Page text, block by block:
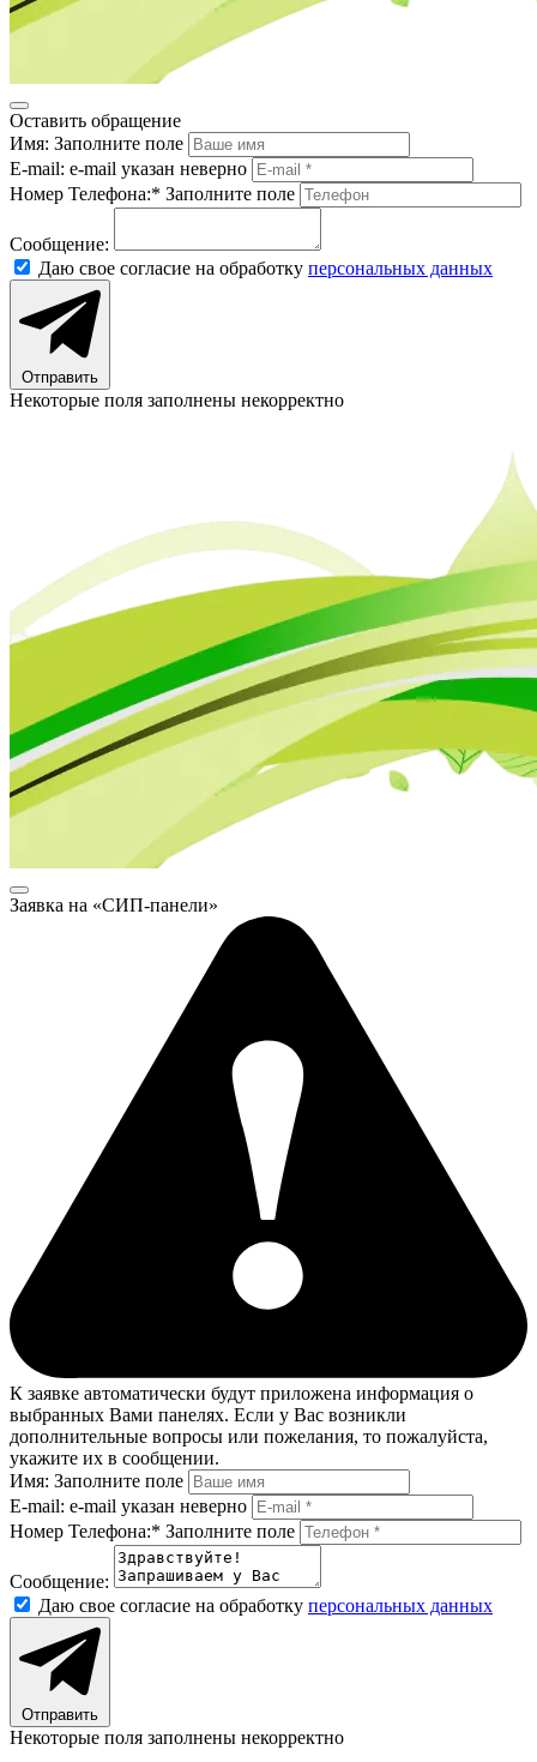
Оставить обращение
Имя: Заполните поле
E-mail: e-mail указан неверно
Номер Телефона:* Заполните поле
Сообщение:
Даю свое согласие на обработку персональных данных
Отправить
Некоторые поля заполнены некорректно
Заявка на «СИП-панели»
К заявке автоматически будут приложена информация о
выбранных Вами панелях. Если у Вас возникли
дополнительные вопросы или пожелания, то пожалуйста,
укажите их в сообщении.
Имя: Заполните поле
E-mail: e-mail указан неверно
Номер Телефона:* Заполните поле
Сообщение:
Даю свое согласие на обработку персональных данных
Отправить
Некоторые поля заполнены некорректно